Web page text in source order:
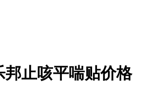
止咳平喘贴价格